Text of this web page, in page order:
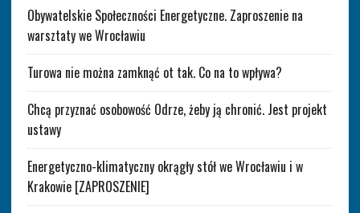
Obywatelskie Społeczności Energetyczne. Zaproszenie na
warsztaty we Wrocławiu
Turowa nie można zamknąć ot tak. Co na to wpływa?
Chcą przyznać osobowość Odrze, żeby ją chronić. Jest projekt
ustawy
Energetyczno-klimatyczny okrągły stół we Wrocławiu i w
Krakowie [ZAPROSZENIE]